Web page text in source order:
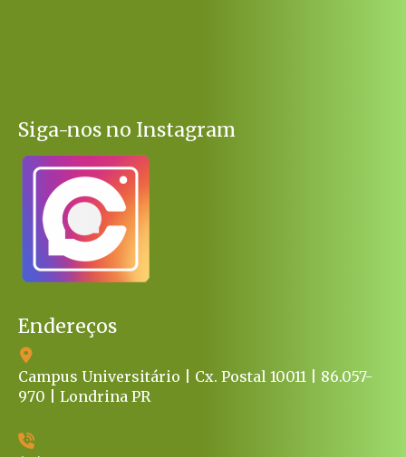
Siga-nos no Instagram
Endereços
Campus Universitário | Cx. Postal 10011 | 86.057-
970 | Londrina PR